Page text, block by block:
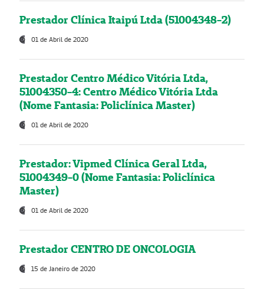
Prestador Clínica Itaipú Ltda (51004348-2)
01 de Abril de 2020
Prestador Centro Médico Vitória Ltda,
51004350-4: Centro Médico Vitória Ltda
(Nome Fantasia: Policlínica Master)
01 de Abril de 2020
Prestador: Vipmed Clínica Geral Ltda,
51004349-0 (Nome Fantasia: Policlínica
Master)
01 de Abril de 2020
Prestador CENTRO DE ONCOLOGIA
15 de Janeiro de 2020